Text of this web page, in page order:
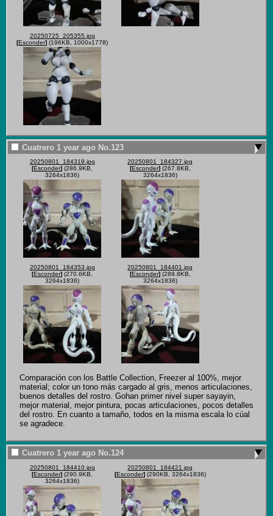
20250725_205355.jpg
[Esconder] (196KB, 1000x1778)
Cuatrero 1 year ago No.123
20250801_184319.jpg
[Esconder] (286.9KB,
3264x1836)
20250801_184327.jpg
[Esconder](267.8KB,
3264x1836)
20250801_184353.jpg
[Esconder] (270.6KB,
3264x1836)
20250801_184401.jpg
[Esconder](289.8KB,
3264x1836)
Comparación con los Battle Collection, Freezer al 100%, mejor
material; color un tono más cargado al gris, menos articulaciones,
buenos detalles del rostro. Gohan primer nivel super sayayin,
mejor material, mejor pintura, pocas articulaciones, pocos detalles
del rostro. En cuanto a tamaño, todos en la misma escala lo cúal
se agradece.
Cuatrero 1 year ago No.124
20250801_184410.jpg
[Esconder] (290.9KB,
3264x1836)
20250801_184421.jpg
[Esconder](290KB, 3264x1836)